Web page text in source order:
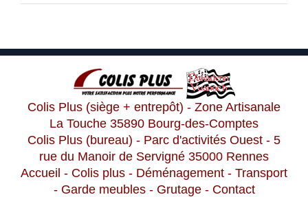
Colis Plus (siège + entrepôt) - Zone Artisanale
La Touche 35890 Bourg-des-Comptes
Colis Plus (bureau) - Parc d'activités Ouest - 5
rue du Manoir de Servigné 35000 Rennes
Accueil - Colis plus - Déménagement - Transport
- Garde meubles- Grutage- Contact